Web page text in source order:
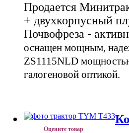
Продается
+ двухкорпусный
Почвофреза -
оснащен мощным,
ZS1115NLD
галогеновой оптикой.
Оцените товар